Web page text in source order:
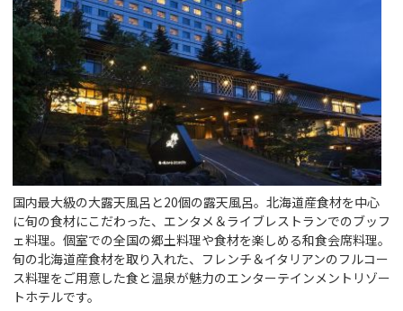
国内最大級の大露天風呂と20個の露天風呂。北海道産食材を中心
に旬の食材にこだわった、エンタメ＆ライブレストランでのブッフ
ェ料理。個室での全国の郷土料理や食材を楽しめる和食会席料理。
旬の北海道産食材を取り入れた、フレンチ＆イタリアンのフルコー
ス料理をご用意した食と温泉が魅力のエンターテインメントリゾー
トホテルです。